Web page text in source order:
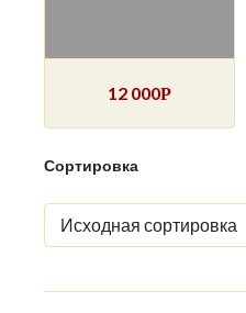
12 000Р
Сортировка
Исходная сортировка